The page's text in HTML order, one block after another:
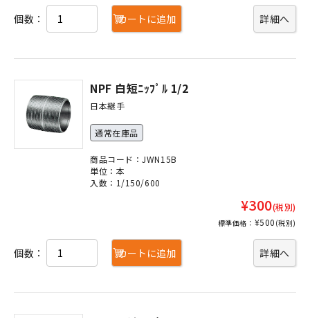
詳細へ
個数： カートに追加
NPF 白短ﾆｯﾌﾟﾙ 1/2
日本継手
通常在庫品
商品コード：JWN15B
単位：本
入数：1/150/600
¥300(税別)
標準価格： ¥500 (税別)
詳細へ
個数： カートに追加